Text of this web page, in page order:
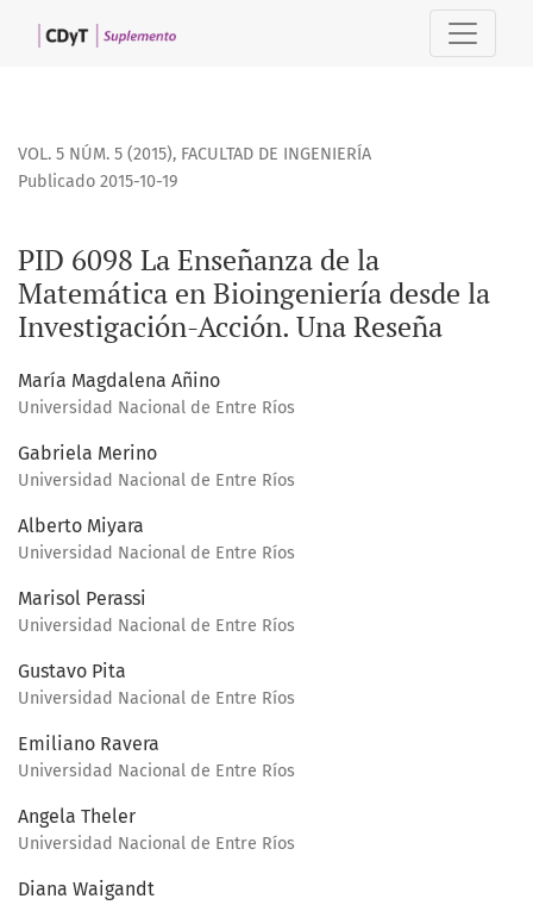
PID 6098 La Enseñanza de la Matemática en
VOL. 5 NÚM. 5 (2015), FACULTAD DE INGENIERÍA
PID 6098 La Enseñanza de la
Matemática en Bioingeniería desde la
Investigación-Acción. Una Reseña
Publicado 2015-10-19
María Magdalena Añino
Universidad Nacional de Entre Ríos
Gabriela Merino
Universidad Nacional de Entre Ríos
Alberto Miyara
Universidad Nacional de Entre Ríos
Marisol Perassi
Universidad Nacional de Entre Ríos
Gustavo Pita
Universidad Nacional de Entre Ríos
Emiliano Ravera
Universidad Nacional de Entre Ríos
Angela Theler
Universidad Nacional de Entre Ríos
Diana Waigandt